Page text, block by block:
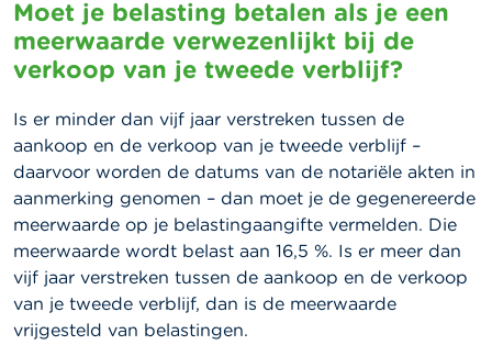
Moet je belasting betalen als je een
meerwaarde verwezenlijkt bij de
verkoop van je tweede verblijf?
Is er minder dan vijf jaar verstreken tussen de
aankoop en de verkoop van je tweede verblijf –
daarvoor worden de datums van de notariële akten in
aanmerking genomen – dan moet je de gegenereerde
meerwaarde op je belastingaangifte vermelden. Die
meerwaarde wordt belast aan 16,5 %. Is er meer dan
vijf jaar verstreken tussen de aankoop en de verkoop
van je tweede verblijf, dan is de meerwaarde
vrijgesteld van belastingen.